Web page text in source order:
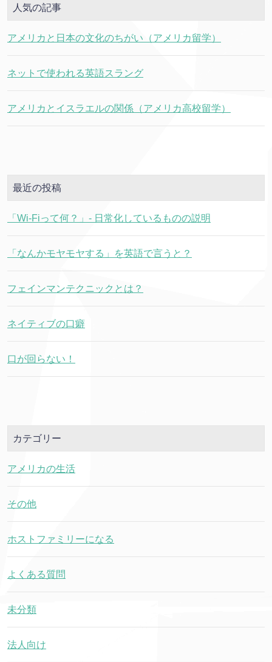
人気の記事
アメリカと日本の文化のちがい（アメリカ留学）
ネットで使われる英語スラング
アメリカとイスラエルの関係（アメリカ高校留学）
最近の投稿
「Wi-Fiって何？」- 日常化しているものの説明
「なんかモヤモヤする」を英語で言うと？
フェインマンテクニックとは？
ネイティブの口癖
口が回らない！
カテゴリー
アメリカの生活
その他
ホストファミリーになる
よくある質問
未分類
法人向け